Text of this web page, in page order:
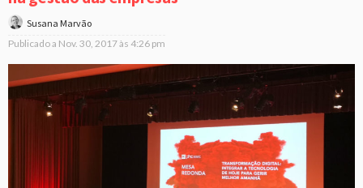
Susana Marvão
Publicado a Nov. 30, 2017 às 4:26 pm